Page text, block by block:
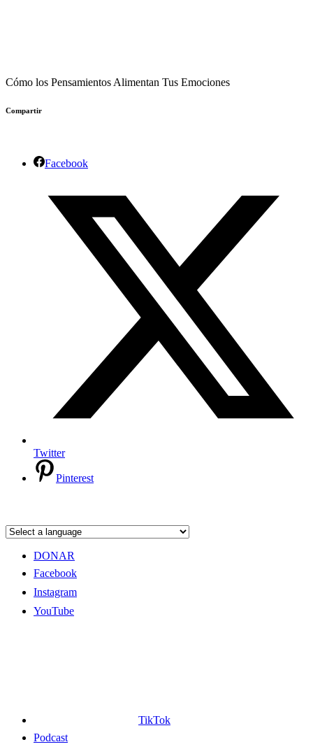
Cómo los Pensamientos Alimentan Tus Emociones
Compartir
Facebook
Twitter
Pinterest
DONAR
Facebook
Instagram
YouTube
TikTok
Podcast